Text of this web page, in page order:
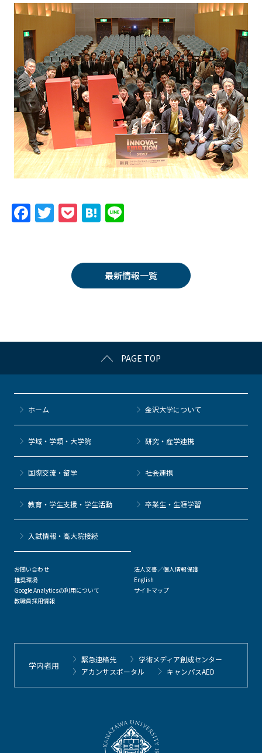
F
k
T
er
P
k
et
H
n
a
最新情報一覧
PAGE TOP
ホーム 金沢大学について
学域・学類・大学院 研究・産学連携
国際交流・留学 社会連携
教育・学生支援・学生活動 卒業生・生涯学習
⼊試情報・高大院接続
お問い合わせ
推奨環境
Google Analyticsの利用について
教職員採用情報
法人文書／個人情報保護
English
サイトマップ
学内者用
緊急連絡先
学術メディア創成センター
アカンサスポータル
キャンパスAED